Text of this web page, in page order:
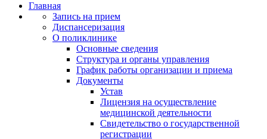
Главная
Запись на прием
Диспансеризация
О поликлинике
Основные сведения
Структура и органы управления
График работы организации и приема
Документы
Устав
Лицензия на осуществление
медицинской деятельности
Свидетельство о государственной
регистрации